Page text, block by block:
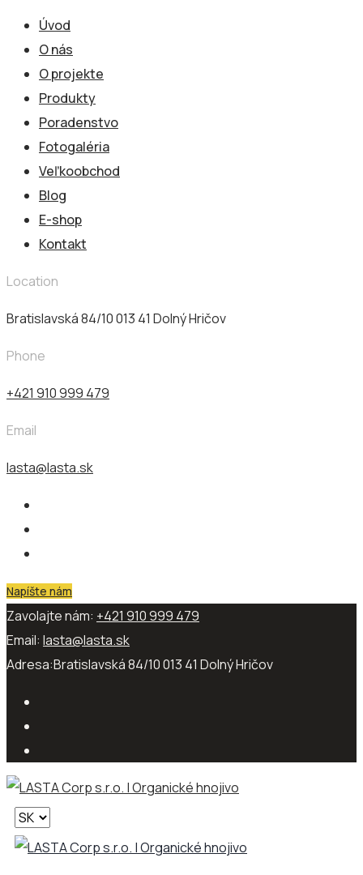
Úvod
O nás
O projekte
Produkty
Poradenstvo
Fotogaléria
Veľkoobchod
Blog
E-shop
Kontakt
Location
Bratislavská 84/10 013 41​ Dolný Hričov
Phone
+421 910 999 479
Email
lasta@lasta.sk
Napíšte nám
Zavolajte nám: +421 910 999 479
Email: lasta@lasta.sk
Adresa:Bratislavská 84/10 013 41​ Dolný Hričov
Vyberte
jazyk